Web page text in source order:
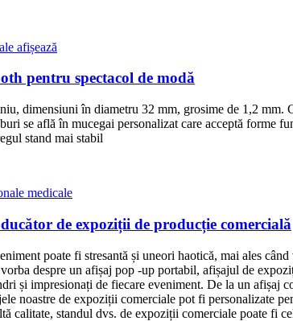
pentru spectacol de modă
dimensiuni în diametru 32 mm, grosime de 1,2 mm.
se află în mucegai personalizat care acceptă forme
stand mai stabil
de expoziții de producție comercială
poate fi stresantă și uneori haotică, mai ales
despre un afișaj pop -up portabil, afișajul de
și impresionați de fiecare eveniment. De la un afișaj
noastre de expoziții comerciale pot fi personalizate
calitate, standul dvs. de expoziții comerciale poate fi